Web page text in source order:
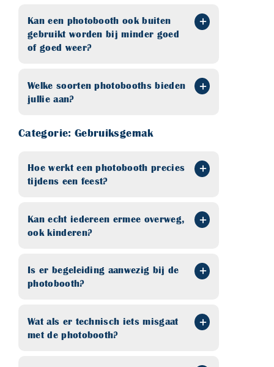
Kan een photobooth ook buiten
gebruikt worden bij minder goed
of goed weer?
Welke soorten photobooths bieden
jullie aan?
Categorie: Gebruiksgemak
Hoe werkt een photobooth precies
tijdens een feest?
Kan echt iedereen ermee overweg,
ook kinderen?
Is er begeleiding aanwezig bij de
photobooth?
Wat als er technisch iets misgaat
met de photobooth?